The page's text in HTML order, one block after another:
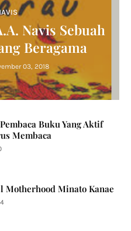
Navis Sebuah
Beragama
03, 2018
Buku Yang Aktif
Membaca
Motherhood Minato Kanae